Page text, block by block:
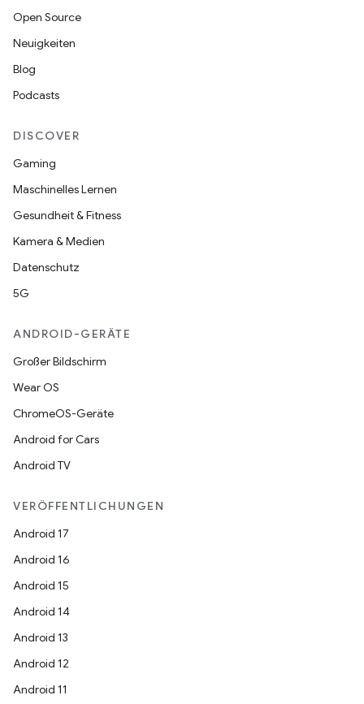
Open Source
Neuigkeiten
Blog
Podcasts
DISCOVER
Gaming
Maschinelles Lernen
Gesundheit & Fitness
Kamera & Medien
Datenschutz
5G
ANDROID-GERÄTE
Großer Bildschirm
Wear OS
ChromeOS-Geräte
Android for Cars
Android TV
VERÖFFENTLICHUNGEN
Android 17
Android 16
Android 15
Android 14
Android 13
Android 12
Android 11